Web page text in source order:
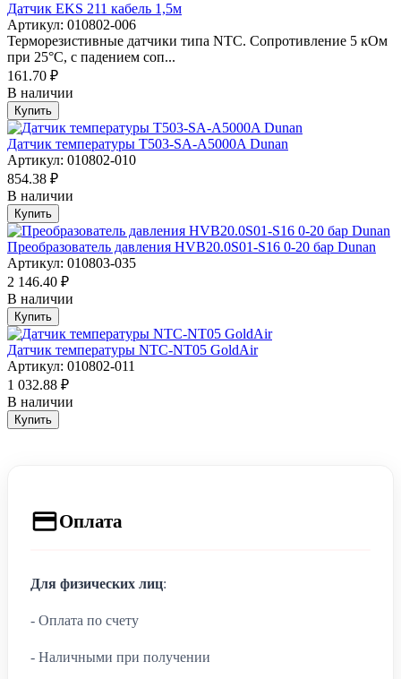
Датчик EKS 211 кабель 1,5м
Артикул: 010802-006
Терморезистивные датчики типа NTC. Сопротивление 5 кОм
при 25°С, с падением соп...
161.70 ₽
В наличии
Купить
Датчик температуры T503-SA-A5000A Dunan
Артикул: 010802-010
854.38 ₽
В наличии
Купить
Преобразователь давления HVB20.0S01-S16 0-20 бар Dunan
Артикул: 010803-035
2 146.40 ₽
В наличии
Купить
Датчик температуры NTC-NT05 GoldAir
Артикул: 010802-011
1 032.88 ₽
В наличии
Купить
Оплата
Для физических лиц:
- Оплата по счету
- Наличными при получении